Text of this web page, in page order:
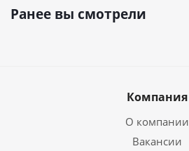
Ранее вы смотрели
Компания
О компании
Вакансии